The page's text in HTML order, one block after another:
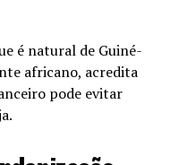
é natural de Guiné-
africano, acredita
pode evitar